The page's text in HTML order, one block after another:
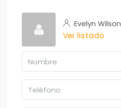
Evelyn Wilson
Ver listado